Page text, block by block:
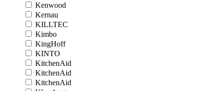
Kenwood
Kernau
KILLTEC
Kimbo
KingHoff
KINTO
KitchenAid
KitchenAid
KitchenAid